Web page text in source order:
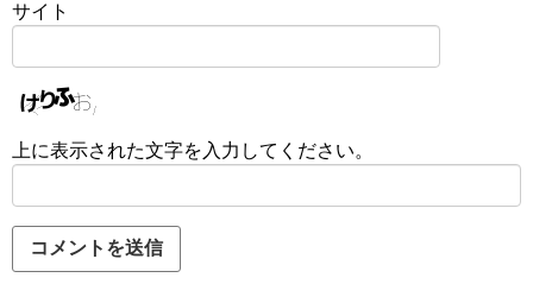
サイト
上に表示された文字を入力してください。